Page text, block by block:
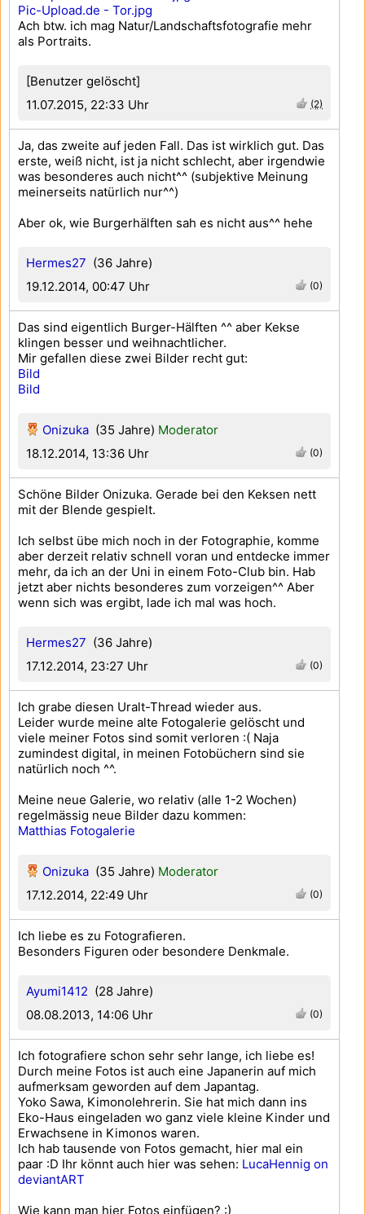
[Benutzer gelöscht]
11.07.2015, 22:33 Uhr
(2)
Pic-Upload.de - Tor.jpg
Ach btw. ich mag Natur/Landschaftsfotografie mehr
als Portraits.
Hermes27 (36 Jahre)
19.12.2014, 00:47 Uhr
(0)
Ja, das zweite auf jeden Fall. Das ist wirklich gut. Das
erste, weiß nicht, ist ja nicht schlecht, aber irgendwie
was besonderes auch nicht^^ (subjektive Meinung
meinerseits natürlich nur^^)
Aber ok, wie Burgerhälften sah es nicht aus^^ hehe
Onizuka (35 Jahre) Moderator
18.12.2014, 13:36 Uhr
(0)
Das sind eigentlich Burger-Hälften ^^ aber Kekse
klingen besser und weihnachtlicher.
Mir gefallen diese zwei Bilder recht gut:
Bild
Bild
Hermes27 (36 Jahre)
17.12.2014, 23:27 Uhr
(0)
Schöne Bilder Onizuka. Gerade bei den Keksen nett
mit der Blende gespielt.
Ich selbst übe mich noch in der Fotographie, komme
aber derzeit relativ schnell voran und entdecke immer
mehr, da ich an der Uni in einem Foto-Club bin. Hab
jetzt aber nichts besonderes zum vorzeigen^^ Aber
wenn sich was ergibt, lade ich mal was hoch.
Onizuka (35 Jahre) Moderator
17.12.2014, 22:49 Uhr
(0)
Ich grabe diesen Uralt-Thread wieder aus.
Leider wurde meine alte Fotogalerie gelöscht und
viele meiner Fotos sind somit verloren :( Naja
zumindest digital, in meinen Fotobüchern sind sie
natürlich noch ^^.
Meine neue Galerie, wo relativ (alle 1-2 Wochen)
regelmässig neue Bilder dazu kommen:
Matthias Fotogalerie
Ayumi1412 (28 Jahre)
08.08.2013, 14:06 Uhr
(0)
Ich liebe es zu Fotografieren.
Besonders Figuren oder besondere Denkmale.
Ich fotografiere schon sehr sehr lange, ich liebe es!
Durch meine Fotos ist auch eine Japanerin auf mich
aufmerksam geworden auf dem Japantag.
Yoko Sawa, Kimonolehrerin. Sie hat mich dann ins
Eko-Haus eingeladen wo ganz viele kleine Kinder und
Erwachsene in Kimonos waren.
Ich hab tausende von Fotos gemacht, hier mal ein
paar :D Ihr könnt auch hier was sehen: LucaHennig on
deviantART
Wie kann man hier Fotos einfügen? :)